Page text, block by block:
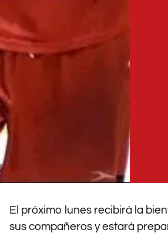
El próximo lunes recibirá la
sus compañeros y estará